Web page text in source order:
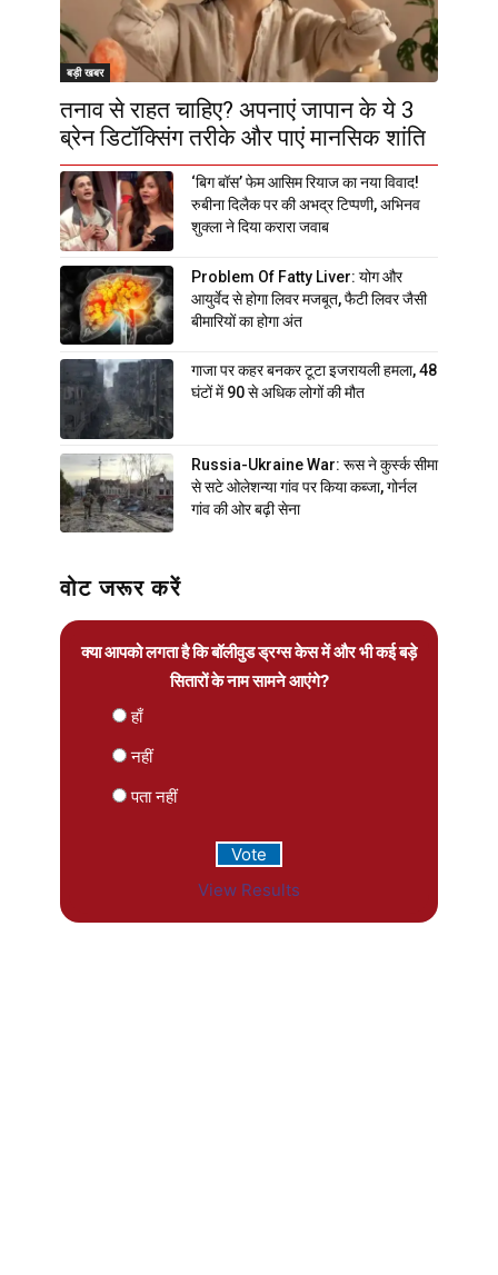
बड़ी खबर
तनाव से राहत चाहिए? अपनाएं जापान के ये 3
ब्रेन डिटॉक्सिंग तरीके और पाएं मानसिक शांति
‘बिग बॉस’ फेम आसिम रियाज का नया विवाद!
रुबीना दिलैक पर की अभद्र टिप्पणी, अभिनव
शुक्ला ने दिया करारा जवाब
Problem Of Fatty Liver: योग और
आयुर्वेद से होगा लिवर मजबूत, फैटी लिवर जैसी
बीमारियों का होगा अंत
गाजा पर कहर बनकर टूटा इजरायली हमला, 48
घंटों में 90 से अधिक लोगों की मौत
Russia-Ukraine War: रूस ने कुर्स्क सीमा
से सटे ओलेशन्या गांव पर किया कब्जा, गोर्नल
गांव की ओर बढ़ी सेना
वोट जरूर करें
क्या आपको लगता है कि बॉलीवुड ड्रग्स केस में और भी कई बड़े
सितारों के नाम सामने आएंगे?
हाँ
नहीं
पता नहीं
View Results